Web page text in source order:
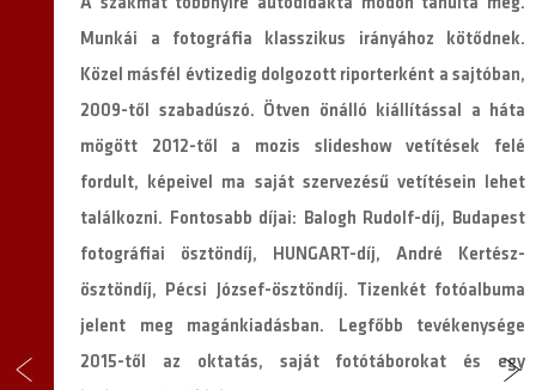
A szakmát többnyire autodidakta módon tanulta meg.
Munkái a fotográfia klasszikus irányához kötődnek.
Közel másfél évtizedig dolgozott riporterként a sajtóban,
2009-től szabadúszó. Ötven önálló kiállítással a háta
mögött 2012-től a mozis slideshow vetítések felé
fordult, képeivel ma saját szervezésű vetítésein lehet
találkozni. Fontosabb díjai: Balogh Rudolf-díj, Budapest
fotográfiai ösztöndíj, HUNGART-díj, André Kertész-
ösztöndíj, Pécsi József-ösztöndíj. Tizenkét fotóalbuma
jelent meg magánkiadásban. Legfőbb tevékenysége
2015-től az oktatás, saját fotótáborokat és egy